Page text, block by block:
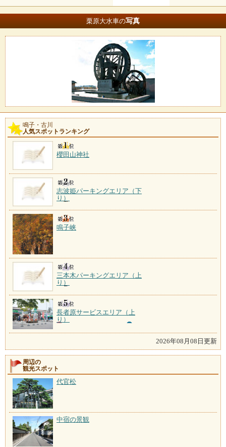
栗原大水車の写真
鳴子・古川
人気スポットランキング
櫻田山神社
志波姫パーキングエリア（下
り）
鳴子峡
三本木パーキングエリア（上
り）
長者原サービスエリア（上
り）
2026年08月08日更新
周辺の
観光スポット
代官松
中宿の景観